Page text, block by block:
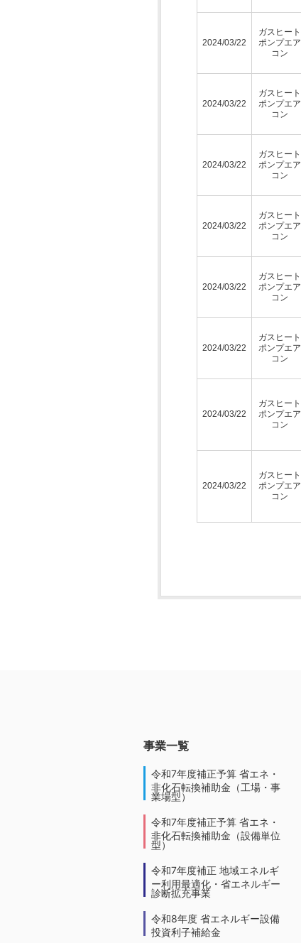
2024/03/22
ガスヒート
ポンプエア
コン
2024/03/22
ガスヒート
ポンプエア
コン
2024/03/22
ガスヒート
ポンプエア
コン
2024/03/22
ガスヒート
ポンプエア
コン
2024/03/22
ガスヒート
ポンプエア
コン
2024/03/22
ガスヒート
ポンプエア
コン
2024/03/22
ガスヒート
ポンプエア
コン
2024/03/22
ガスヒート
ポンプエア
コン
事業一覧
令和7年度補正予算 省エネ・
非化石転換補助金（工場・事
業場型）
令和7年度補正予算 省エネ・
非化石転換補助金（設備単位
型）
令和7年度補正 地域エネルギ
ー利用最適化・省エネルギー
診断拡充事業
令和8年度 省エネルギー設備
投資利子補給金